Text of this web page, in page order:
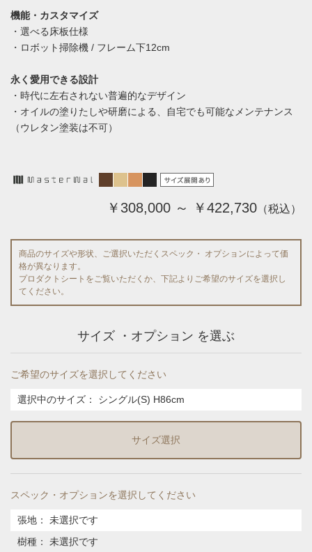
機能・カスタマイズ
・選べる床板仕様
・ロボット掃除機 / フレーム下12cm
永く愛用できる設計
・時代に左右されない普遍的なデザイン
・オイルの塗りたしや研磨による、自宅でも可能なメンテナンス
（ウレタン塗装は不可）
￥308,000 ～ ￥422,730 （税込）
商品のサイズや形状、ご選択いただくスペック・ オプションによって価
格が異なります。
プロダクトシートをご覧いただくか、下記よりご希望のサイズを選択し
てください。
サイズ ・オプション を選ぶ
ご希望のサイズを選択してください
選択中のサイズ： シングル(S) H86cm
サイズ選択
スペック・オプションを選択してください
張地 ：
未選択です
樹種 ：
未選択です